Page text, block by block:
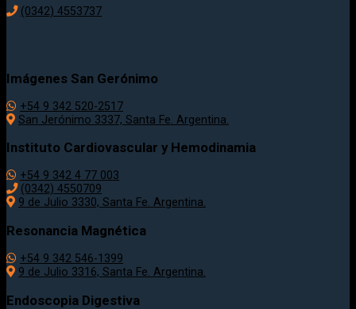
(0342) 4553737
Imágenes San Gerónimo
+54 9 342 520-2517
San Jerónimo 3337, Santa Fe. Argentina.
Instituto Cardiovascular y Hemodinamia
+54 9 342 4 77 003
(0342) 4550709
9 de Julio 3330, Santa Fe. Argentina.
Resonancia Magnética
+54 9 342 546-1399
9 de Julio 3316, Santa Fe. Argentina.
Endoscopia Digestiva